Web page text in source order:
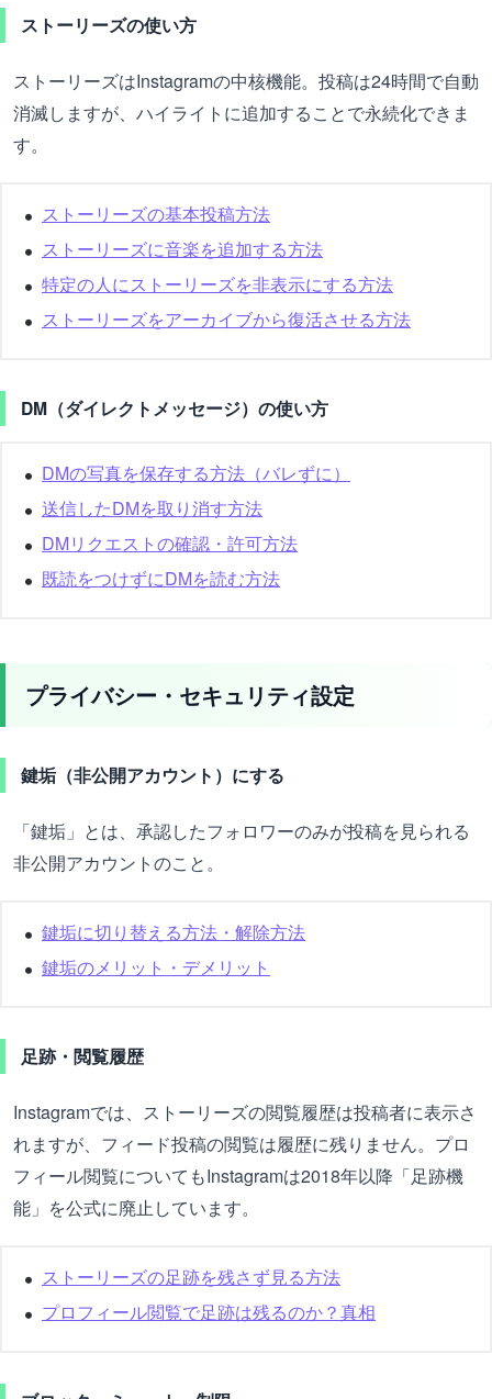
ストーリーズの使い方
ストーリーズはInstagramの中核機能。投稿は24時間で自動
消滅しますが、ハイライトに追加することで永続化できま
す。
ストーリーズの基本投稿方法
ストーリーズに音楽を追加する方法
特定の人にストーリーズを非表示にする方法
ストーリーズをアーカイブから復活させる方法
DM（ダイレクトメッセージ）の使い方
DMの写真を保存する方法（バレずに）
送信したDMを取り消す方法
DMリクエストの確認・許可方法
既読をつけずにDMを読む方法
プライバシー・セキュリティ設定
鍵垢（非公開アカウント）にする
「鍵垢」とは、承認したフォロワーのみが投稿を見られる
非公開アカウントのこと。
鍵垢に切り替える方法・解除方法
鍵垢のメリット・デメリット
足跡・閲覧履歴
Instagramでは、ストーリーズの閲覧履歴は投稿者に表示さ
れますが、フィード投稿の閲覧は履歴に残りません。プロ
フィール閲覧についてもInstagramは2018年以降「足跡機
能」を公式に廃止しています。
ストーリーズの足跡を残さず見る方法
プロフィール閲覧で足跡は残るのか？真相